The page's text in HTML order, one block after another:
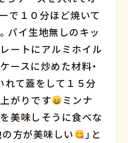
で１０分ほど焼いて
パイ生地無しのキッ
ートにアルミホイル
ースに炒めた材料・
れて蓋をして１５分
がりです
ミンナ
美味しそうに食べな
の方が美味しい
」と